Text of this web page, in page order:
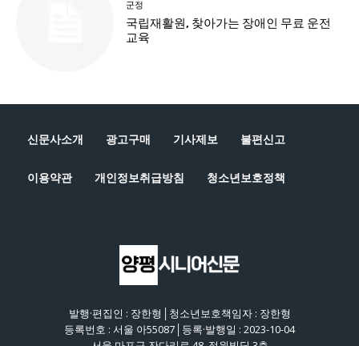
신문사소개 광고구매 기사제보 불편신고
이용약관 개인정보취급방침 청소년보호정책
발행·편집인 : 장한형│청소년보호책임자 : 장한형
등록번호 : 서울 아55087│등록·발행일 : 2023-10-04